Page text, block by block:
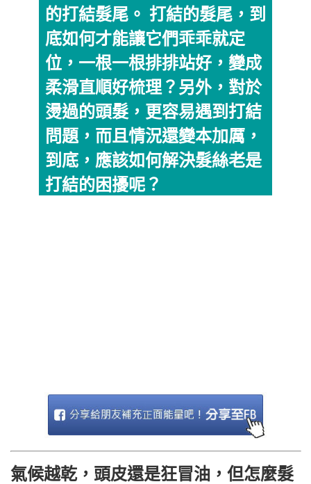
的打結髮尾。 打結的髮尾，到
底如何才能讓它們乖乖就定
位，一根一根排排站好，變成
柔滑直順好梳理？另外，對於
燙過的頭髮，更容易遇到打結
問題，而且情況還變本加厲，
到底，應該如何解決髮絲老是
打結的困擾呢？
氣候越乾，頭皮還是狂冒油，但怎麼髮